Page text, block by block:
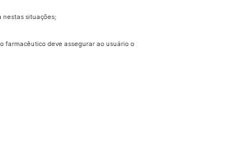
nestas situações;
farmacêutico deve assegurar ao usuário o